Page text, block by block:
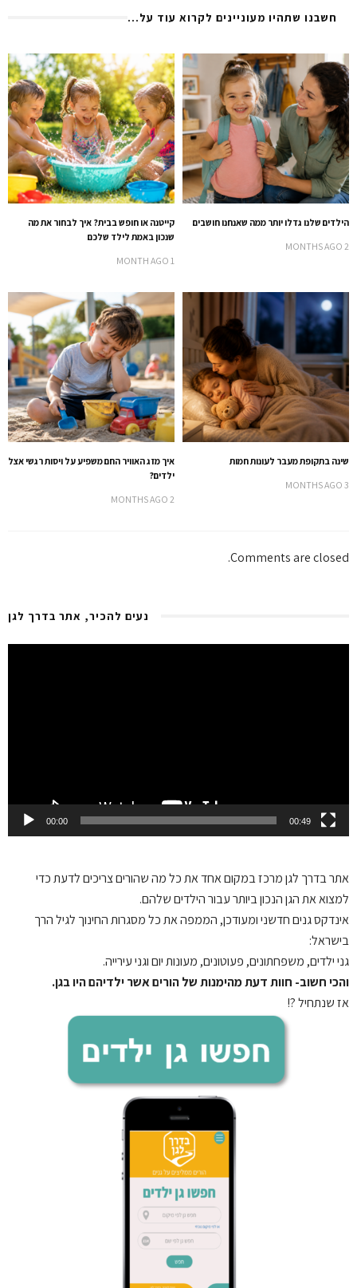
חשבנו שתהיו מעוניינים לקרוא עוד על...
קייטנה או חופש בבית? איך לבחור את מה
שנכון באמת לילד שלכם
1 MONTH AGO
הילדים שלנו גדלו יותר ממה שאנחנו חושבים
2 MONTHS AGO
איך מזג האוויר החם משפיע על ויסות רגשי אצל
ילדים?
2 MONTHS AGO
שינה בתקופת מעבר לעונות חמות
3 MONTHS AGO
Comments are closed.
נעים להכיר, אתר בדרך לגן
00:00 00:49
אתר בדרך לגןמרכז במקום אחד את כל מה שהורים צריכים לדעת כדי
למצוא את הגן הנכון ביותר עבור הילדים שלהם.
אינדקס גנים חדשני ומעודכן, הממפה את כל מסגרות החינוך לגיל הרך
בישראל:
גני ילדים, משפחתונים, פעוטונים, מעונות יום וגני עירייה.
והכי חשוב- חוות דעת מהימנות של הורים אשר ילדיהם היו בגן.
אז שנתחיל ?!